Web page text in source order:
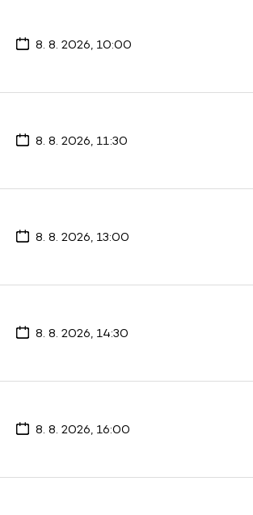
8. 8. 2026, 10:00
8. 8. 2026, 11:30
8. 8. 2026, 13:00
8. 8. 2026, 14:30
8. 8. 2026, 16:00